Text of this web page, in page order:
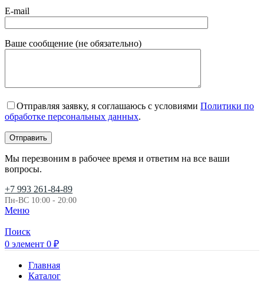
E-mail
Ваше сообщение (не обязательно)
Отправляя заявку, я соглашаюсь с условиями Политики по
обработке персональных данных.
Мы перезвоним в рабочее время и ответим на все ваши
вопросы.
+7 993 261-84-89
Пн-ВС 10:00 - 20:00
Меню
Поиск
0 элемент 0 ₽
Главная
Каталог